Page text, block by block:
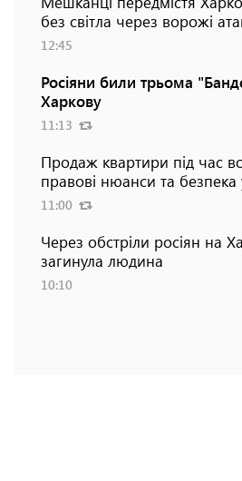
без світла через ворожі
12:45
Росіяни били трьома
Харкову
11:13
Продаж квартири під час
правові нюанси та
11:00
Через обстріли росіян на
загинула людина
10:10